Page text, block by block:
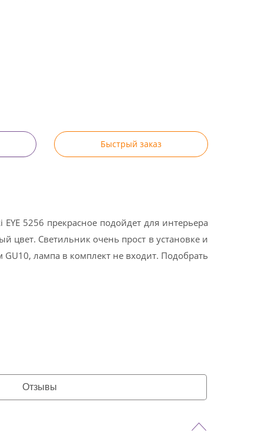
Быстрый заказ
5256 прекрасное подойдет для интерьера
цвет. Светильник очень прост в установке и
лампа в комплект не входит. Подобрать
Отзывы